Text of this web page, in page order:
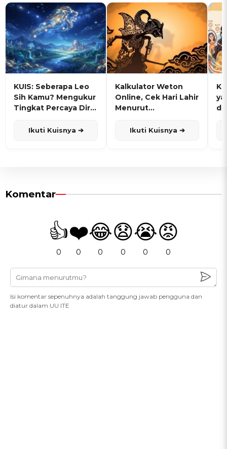
KUIS: Seberapa Leo
Sih Kamu? Mengukur
Tingkat Percaya Diri
Ikuti Kuisnya ➔
Kalkulator Weton
Online, Cek Hari Lahir
Menurut
Ikuti Kuisnya ➔
Komentar
👍
0
❤️
0
😂
0
😧
0
😭
0
😡
0
Isi komentar sepenuhnya adalah tanggung jawab pengguna dan
diatur dalam UU ITE